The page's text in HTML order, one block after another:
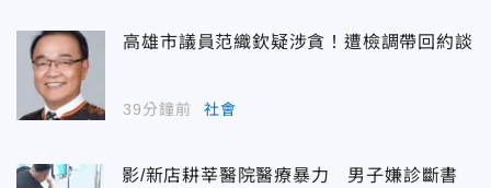
高雄市議員范織欽疑涉貪！遭檢調帶回約談
39分鐘前 社會
影/新店耕莘醫院醫療暴力 男子嫌診斷書